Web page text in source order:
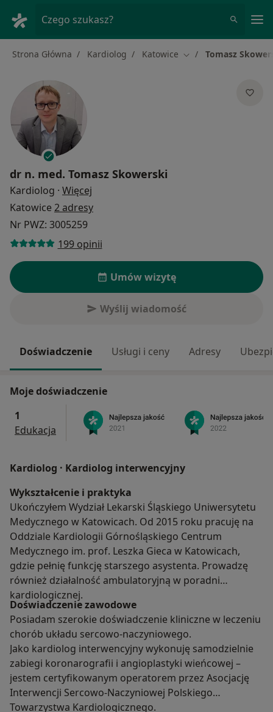
Czego szukasz?
Strona Główna Kardiolog Katowice Zmień miasto
Tomasz
dr n. med. Tomasz Skowerski
Kardiolog · Więcej
Katowice 2 adresy
Nr PWZ: 3005259
199 opinii
Umów wizytę
Wyślij wiadomość
Doświadczenie Usługi i ceny Adresy
Moje doświadczenie
1
Edukacja
Kardiolog · Kardiolog interwencyjny
Wykształcenie i praktyka
Ukończyłem Wydział Lekarski Śląskiego Uniwersytetu
Medycznego w Katowicach. Od 2015 roku pracuję na
Oddziale Kardiologii Górnośląskiego Centrum
Medycznego im. prof. Leszka Gieca w Katowicach,
gdzie pełnię funkcję starszego asystenta. Prowadzę
również działalność ambulatoryjną w poradni
kardiologicznej.
Doświadczenie zawodowe
Posiadam szerokie doświadczenie kliniczne w leczeniu
chorób układu sercowo-naczyniowego.
Jako kardiolog interwencyjny wykonuję samodzielnie
zabiegi koronarografii i angioplastyki wieńcowej –
jestem certyfikowanym operatorem przez Asocjację
Interwencji Sercowo-Naczyniowej Polskiego
Towarzystwa Kardiologicznego.